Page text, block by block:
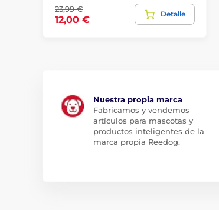
23,99 €
12,00 €
Detalle
Nuestra propia marca
Fabricamos y vendemos
artículos para mascotas y
productos inteligentes de la
marca propia Reedog.